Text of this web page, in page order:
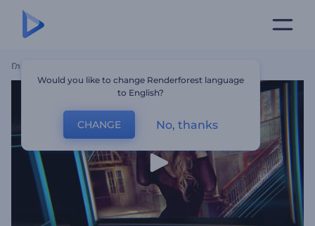
Главная
Would you like to change Renderforest language
to English?
CHANGE No, thanks